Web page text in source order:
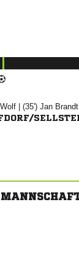
 | (35') 